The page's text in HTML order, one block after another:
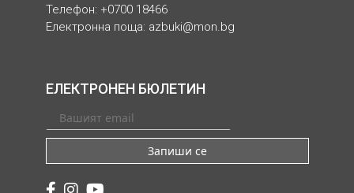
Телефон: +0700 18466
Електронна поща: azbuki@mon.bg
ЕЛЕКТРОНЕН БЮЛЕТИН
Запиши се